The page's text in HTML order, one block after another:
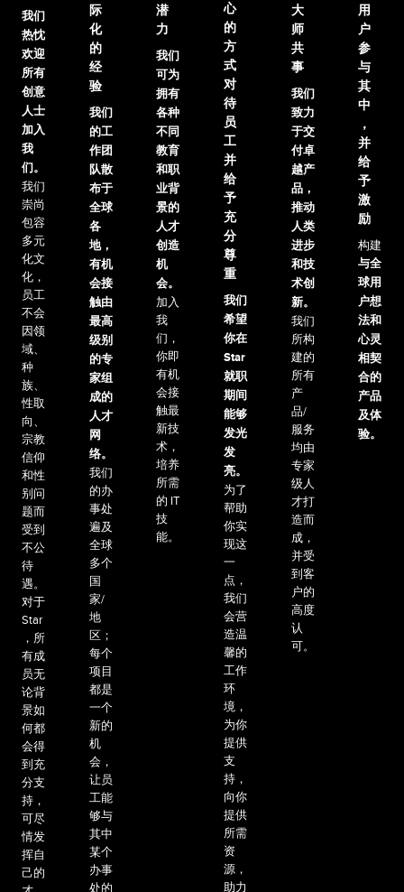
我们
热忱
欢迎
所有
创意
人士
加入
我
们。
我们
崇尚
包容
多元
化文
化，
员工
不会
因领
域、
种
族、
性取
向、
宗教
信仰
和性
别问
题而
受到
不公
待
遇。
对于
Star
，所
有成
员无
论背
景如
何都
会得
到充
分支
持，
可尽
情发
挥自
己的
际
化
的
经
验
我们
的工
作团
队散
布于
全球
各
地，
有机
会接
触由
最高
级别
的专
家组
成的
人才
网
络。
我们
的办
事处
遍及
全球
多个
国
家/
地
区；
每个
项目
都是
一个
新的
机
会，
让员
工能
够与
其中
某个
办事
处的
潜
力
我们
可为
拥有
各种
不同
教育
和职
业背
景的
人才
创造
机
会。
加入
我
们，
你即
有机
会接
触最
新技
术，
培养
所需
的 IT
技
能。
心
的
方
式
对
待
员
工
并
给
予
充
分
尊
重
我们
希望
你在
Star
就职
期间
能够
发光
发
亮。
为了
帮助
你实
现这
一
点，
我们
会营
造温
馨的
工作
环
境，
为你
提供
支
持，
向你
提供
所需
资
源，
助力
大
师
共
事
我们
致力
于交
付卓
越产
品，
推动
人类
进步
和技
术创
新。
我们
所构
建的
所有
产
品/
服务
均由
专家
级人
才打
造而
成，
并受
到客
户的
高度
认
可。
用
户
参
与
其
中
，
并
给
予
激
励
构建
与全
球用
户想
法和
心灵
相契
合的
产品
及体
验。